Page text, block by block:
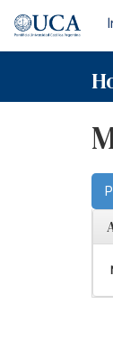
navigation